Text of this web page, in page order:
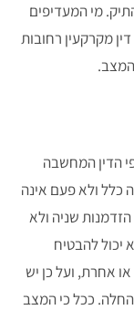
מי המעדיפים
מקרקעין רחובות
הדין המחשבה
כלל ולא פעם אינה
שניה ולא
להבטיח
אחרת, ועל כן יש
ככל כי המצב